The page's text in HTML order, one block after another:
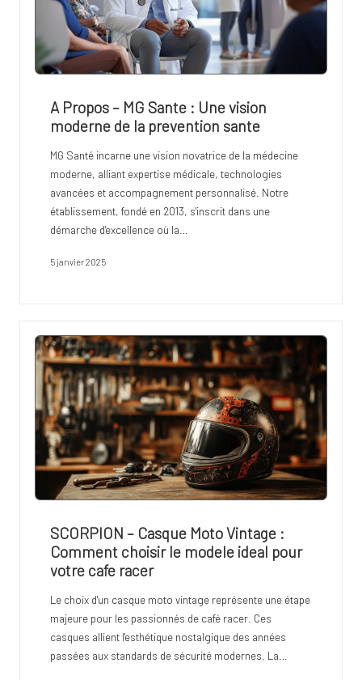
A Propos – MG Sante : Une vision
moderne de la prevention sante
MG Santé incarne une vision novatrice de la médecine
moderne, alliant expertise médicale, technologies
avancées et accompagnement personnalisé. Notre
établissement, fondé en 2013, s'inscrit dans une
démarche d'excellence où la…
5 janvier 2025
SCORPION – Casque Moto Vintage :
Comment choisir le modele ideal pour
votre cafe racer
Le choix d'un casque moto vintage représente une étape
majeure pour les passionnés de café racer. Ces
casques allient l'esthétique nostalgique des années
passées aux standards de sécurité modernes. La…